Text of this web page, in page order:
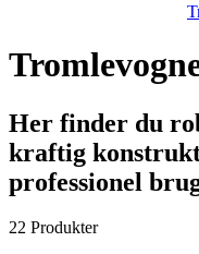
Her finder du
kraftig
professionel
22 Produkter